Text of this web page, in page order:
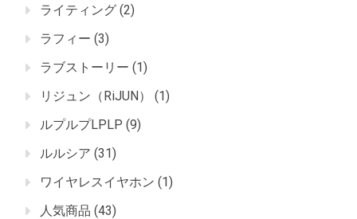
ライティング (2)
ラフィー (3)
ラブストーリー (1)
リジュン（RiJUN）
(1)
ルプルプLPLP (9)
ルルシア (31)
ワイヤレスイヤホン (1)
人気商品 (43)